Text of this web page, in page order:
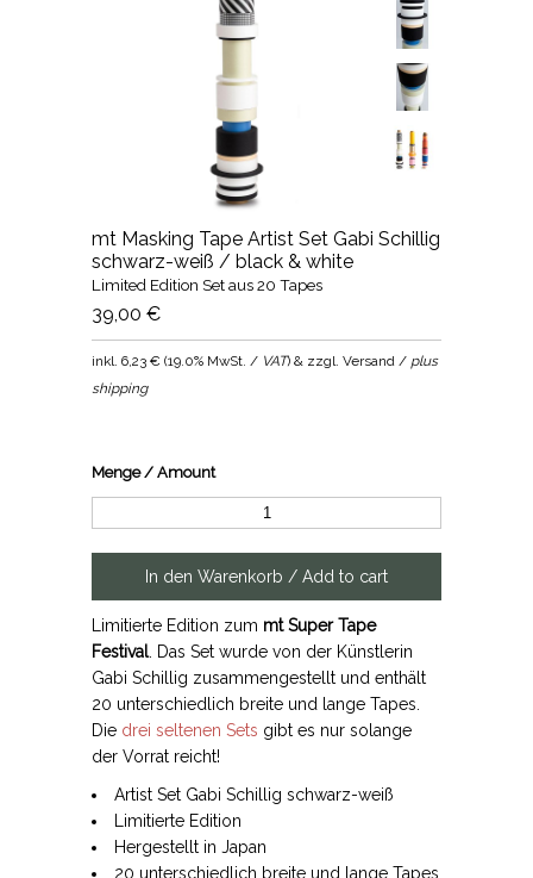
mt Masking Tape Artist Set Gabi Schillig
schwarz-weiß / black & white
Limited Edition Set aus 20 Tapes
39,00 €
inkl.6,23 € (19.0% MwSt. / VAT) & zzgl. Versand / plus
shipping
Menge / Amount
Limitierte Edition zum mt Super Tape
Festival. Das Set wurde von der Künstlerin
Gabi Schillig zusammengestellt und enthält
20 unterschiedlich breite und lange Tapes.
Die drei seltenen Sets gibt es nur solange
der Vorrat reicht!
Artist Set Gabi Schillig schwarz-weiß
Limitierte Edition
Hergestellt in Japan
20 unterschiedlich breite und lange Tapes